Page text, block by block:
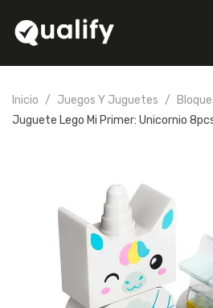
Inicio Juegos Y Juguetes
Juguete Lego Mi Primer: Unicornio